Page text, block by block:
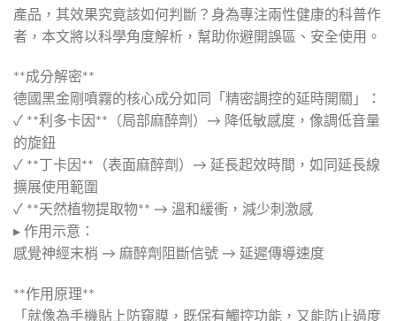
產品，其效果究竟該如何判斷？身為專注兩性健康的科普作
者，本文將以科學角度解析，幫助你避開誤區、安全使用。
**成分解密**
德國黑金剛噴霧的核心成分如同「精密調控的延時開關」：
✓ **利多卡因**（局部麻醉劑）→ 降低敏感度，像調低音量
的旋鈕
✓ **丁卡因**（表面麻醉劑）→ 延長起效時間，如同延長線
擴展使用範圍
✓ **天然植物提取物** → 溫和緩衝，減少刺激感
▸ 作用示意：
感覺神經末梢 → 麻醉劑阻斷信號 → 延遲傳導速度
**作用原理**
「就像為手機貼上防窺膜，既保有觸控功能，又能防止過度